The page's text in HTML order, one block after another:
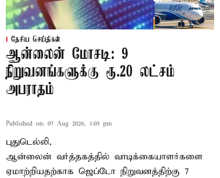
தேசிய செய்திகள்
ஆன்லைன் மோசடி: 9
நிறுவனங்களுக்கு ரூ.20 லட்சம்
அபராதம்
Published on: 07 Aug 2026, 1:05 pm
புதுடெல்லி,
ஆன்லைன் வர்த்தகத்தில் வாடிக்கையாளர்களை
ஏமாற்றியதற்காக ஜெப்டோ நிறுவனத்திற்கு 7